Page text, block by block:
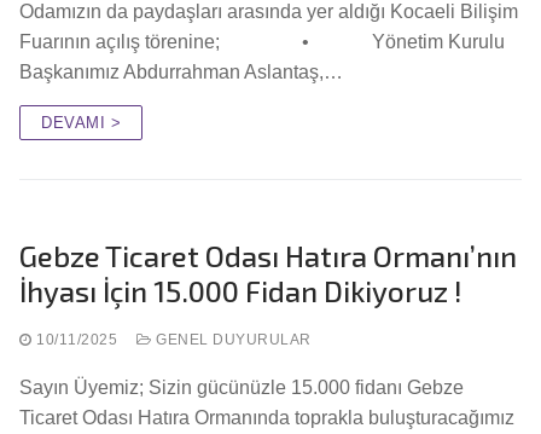
Odamızın da paydaşları arasında yer aldığı Kocaeli Bilişim
Fuarının açılış törenine; • Yönetim Kurulu
Başkanımız Abdurrahman Aslantaş,…
DEVAMI >
Gebze Ticaret Odası Hatıra Ormanı’nın
İhyası İçin 15.000 Fidan Dikiyoruz !
10/11/2025 GENEL DUYURULAR
Sayın Üyemiz; Sizin gücünüzle 15.000 fidanı Gebze
Ticaret Odası Hatıra Ormanında toprakla buluşturacağımız